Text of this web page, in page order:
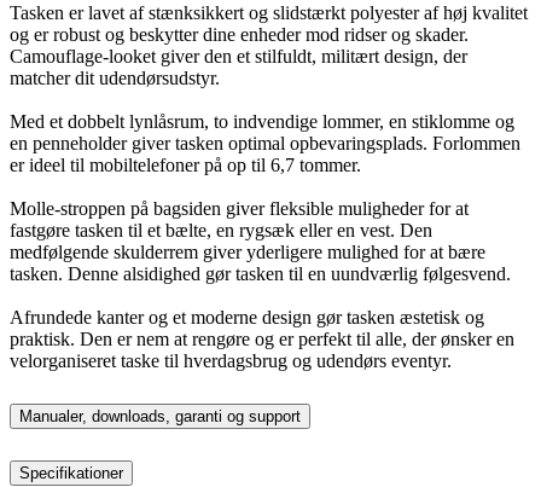
Tasken er lavet af stænksikkert og slidstærkt polyester af høj kvalitet
og er robust og beskytter dine enheder mod ridser og skader.
Camouflage-looket giver den et stilfuldt, militært design, der
matcher dit udendørsudstyr.
Med et dobbelt lynlåsrum, to indvendige lommer, en stiklomme og
en penneholder giver tasken optimal opbevaringsplads. Forlommen
er ideel til mobiltelefoner på op til 6,7 tommer.
Molle-stroppen på bagsiden giver fleksible muligheder for at
fastgøre tasken til et bælte, en rygsæk eller en vest. Den
medfølgende skulderrem giver yderligere mulighed for at bære
tasken. Denne alsidighed gør tasken til en uundværlig følgesvend.
Afrundede kanter og et moderne design gør tasken æstetisk og
praktisk. Den er nem at rengøre og er perfekt til alle, der ønsker en
velorganiseret taske til hverdagsbrug og udendørs eventyr.
Manualer, downloads, garanti og support
Specifikationer